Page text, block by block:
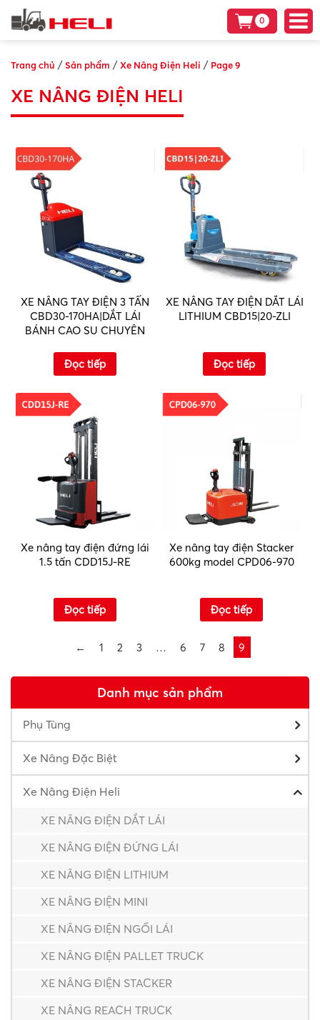
0
Trang chủ /Sản phẩm /Xe Nâng Điện Heli / Page 9
XE NÂNG ĐIỆN HELI
XE NÂNG TAY ĐIỆN 3 TẤN
CBD30-170HA|DẮT LÁI
BÁNH CAO SU CHUYÊN
Đọc tiếp
XE NÂNG TAY ĐIỆN DẮT LÁI
LITHIUM CBD15|20-ZLI
Đọc tiếp
Xe nâng tay điện đứng lái
1.5 tấn CDD15J-RE
Đọc tiếp
Xe nâng tay điện Stacker
600kg model CPD06-970
Đọc tiếp
← 1 2 3 … 6 7 8 9
Danh mục sản phẩm
Phụ Tùng
Xe Nâng Đặc Biệt
Xe Nâng Điện Heli
XE NÂNG ĐIỆN DẮT LÁI
XE NÂNG ĐIỆN ĐỨNG LÁI
XE NÂNG ĐIỆN LITHIUM
XE NÂNG ĐIỆN MINI
XE NÂNG ĐIỆN NGỒI LÁI
XE NÂNG ĐIỆN PALLET TRUCK
XE NÂNG ĐIỆN STACKER
XE NÂNG REACH TRUCK